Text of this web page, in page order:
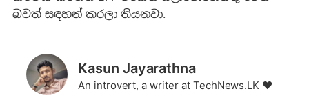
බවත් සඳහන් කරලා තියනවා.
Kasun Jayarathna
An introvert, a writer at TechNews.LK ❤️